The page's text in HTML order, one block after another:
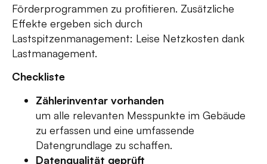
Förderprogrammen zu profitieren. Zusätzliche
Effekte ergeben sich durch
Lastspitzenmanagement: Leise Netzkosten dank
Lastmanagement.
Checkliste
Zählerinventar vorhanden
um alle relevanten Messpunkte im Gebäude
zu erfassen und eine umfassende
Datengrundlage zu schaffen.
Datenqualität geprüft